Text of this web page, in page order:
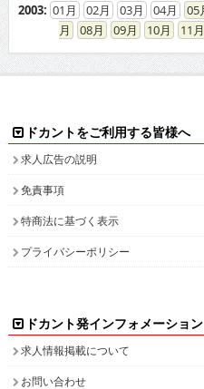
2003: 01 02 03 04 05
08
09 10 11
ドカントをご利用する皆様へ
求人広告の説明
免責事項
特商法に基づく表示
プライバシーポリシー
ドカント発インフォメーション
求人情報掲載について
お問い合わせ